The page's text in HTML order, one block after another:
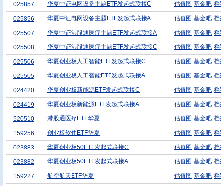
025857 华夏中证电网设备主题ETF发起式联接C 估值图 基金吧 档
025856 华夏中证电网设备主题ETF发起式联接A 估值图 基金吧 档
025507 华夏中证港股通医疗主题ETF发起式联接A 估值图 基金吧 档
025508 华夏中证港股通医疗主题ETF发起式联接C 估值图 基金吧 档
025506 华夏创业板人工智能ETF发起式联接C 估值图 基金吧 档
025505 华夏创业板人工智能ETF发起式联接A 估值图 基金吧 档
024420 华夏创业板新能源ETF发起式联接C 估值图 基金吧 档
024419 华夏创业板新能源ETF发起式联接A 估值图 基金吧 档
520510 港股通医疗ETF华夏 估值图 基金吧 档
159256 创业板软件ETF华夏 估值图 基金吧 档
023883 华夏创业板50ETF发起式联接C 估值图 基金吧 档
023882 华夏创业板50ETF发起式联接A 估值图 基金吧 档
159227 航空航天ETF华夏 估值图 基金吧 档